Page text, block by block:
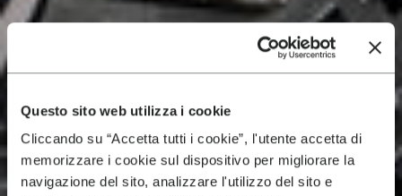
Questo sito web utilizza i cookie
Cliccando su “Accetta tutti i cookie”, l'utente accetta di
memorizzare i cookie sul dispositivo per migliorare la
navigazione del sito, analizzare l'utilizzo del sito e